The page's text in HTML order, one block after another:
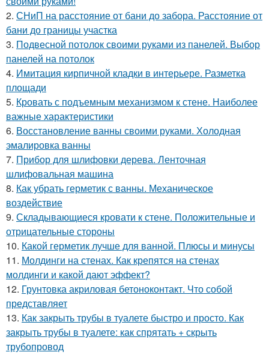
2. СНиП на расстояние от бани до забора. Расстояние от
бани до границы участка
3. Подвесной потолок своими руками из панелей. Выбор
панелей на потолок
4. Имитация кирпичной кладки в интерьере. Разметка
площади
5. Кровать с подъемным механизмом к стене. Наиболее
важные характеристики
6. Восстановление ванны своими руками. Холодная
эмалировка ванны
7. Прибор для шлифовки дерева. Ленточная
шлифовальная машина
8. Как убрать герметик с ванны. Механическое
воздействие
9. Складывающиеся кровати к стене. Положительные и
отрицательные стороны
10. Какой герметик лучше для ванной. Плюсы и минусы
11. Молдинги на стенах. Как крепятся на стенах
молдинги и какой дают эффект?
12. Грунтовка акриловая бетоноконтакт. Что собой
представляет
13. Как закрыть трубы в туалете быстро и просто. Как
закрыть трубы в туалете: как спрятать + скрыть
трубопровод